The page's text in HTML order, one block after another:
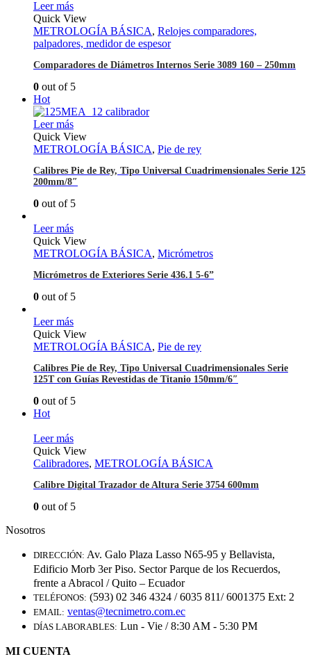
Leer más
Quick View
METROLOGÍA BÁSICA, Relojes comparadores,
palpadores, medidor de espesor
Comparadores de Diámetros Internos Serie 3089 160 – 250mm
0 out of 5
Hot
Leer más
Quick View
METROLOGÍA BÁSICA, Pie de rey
Calibres Pie de Rey, Tipo Universal Cuadrimensionales Serie 125
200mm/8″
0 out of 5
Leer más
Quick View
METROLOGÍA BÁSICA, Micrómetros
Micrómetros de Exteriores Serie 436.1 5-6”
0 out of 5
Leer más
Quick View
METROLOGÍA BÁSICA, Pie de rey
Calibres Pie de Rey, Tipo Universal Cuadrimensionales Serie
125T con Guías Revestidas de Titanio 150mm/6″
0 out of 5
Hot
Leer más
Quick View
Calibradores, METROLOGÍA BÁSICA
Calibre Digital Trazador de Altura Serie 3754 600mm
0 out of 5
Nosotros
DIRECCIÓN: Av. Galo Plaza Lasso N65-95 y Bellavista,
Edificio Morb 3er Piso. Sector Parque de los Recuerdos,
frente a Abracol / Quito – Ecuador
TELÉFONOS: (593) 02 346 4324 / 6035 811/ 6001375 Ext: 2
EMAIL: ventas@tecnimetro.com.ec
DÍAS LABORABLES: Lun - Vie / 8:30 AM - 5:30 PM
MI CUENTA